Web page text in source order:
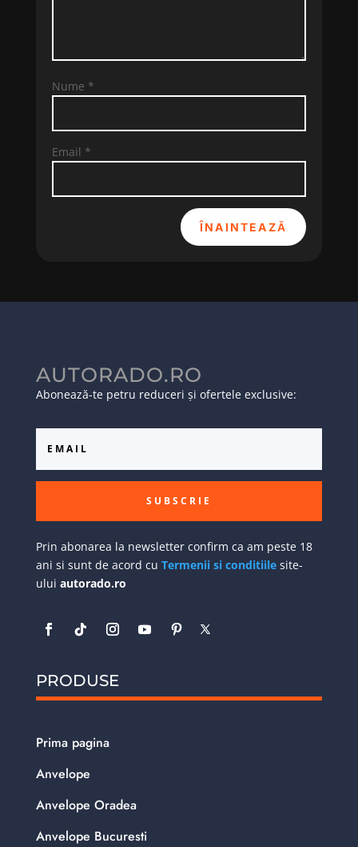
Nume *
Email *
ÎNAINTEAZĂ
AUTORADO.RO
Abonează-te petru reduceri și ofertele exclusive:
SUBSCRIE
Prin abonarea la newsletter confirm ca am peste 18
ani si sunt de acord cu Termenii si conditiilesite-
ului autorado.ro
PRODUSE
Prima pagina
Anvelope
Anvelope Oradea
Anvelope Bucuresti